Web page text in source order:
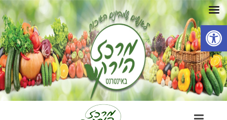
פתח סרגל נגישות